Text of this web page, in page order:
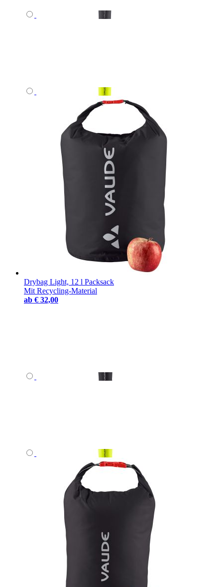
Drybag Light, 12 l Packsack
Mit Recycling-Material
ab € 32,00